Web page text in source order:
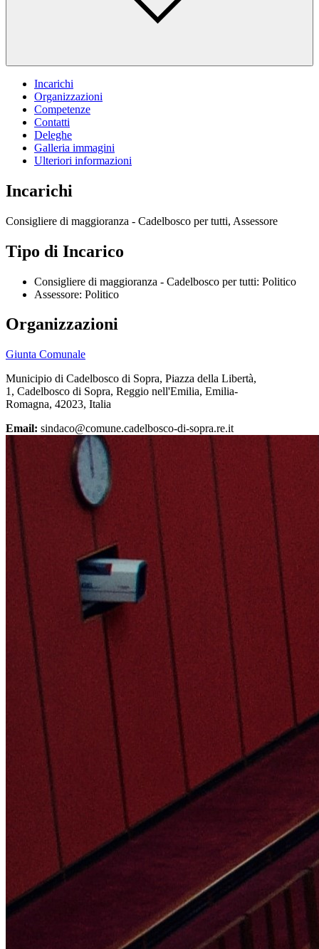
Incarichi
Organizzazioni
Competenze
Contatti
Deleghe
Galleria immagini
Ulteriori informazioni
Incarichi
Consigliere di maggioranza - Cadelbosco per tutti, Assessore
Tipo di Incarico
Consigliere di maggioranza - Cadelbosco per tutti: Politico
Assessore: Politico
Organizzazioni
Giunta Comunale
Municipio di Cadelbosco di Sopra, Piazza della Libertà,
1, Cadelbosco di Sopra, Reggio nell'Emilia, Emilia-
Romagna, 42023, Italia
Email: sindaco@comune.cadelbosco-di-sopra.re.it